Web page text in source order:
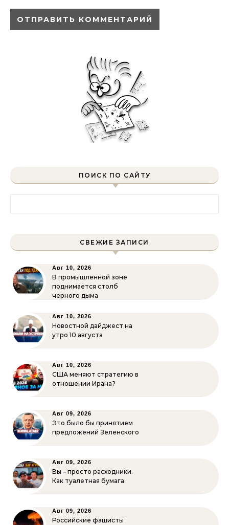
ПОИСК ПО САЙТУ
СВЕЖИЕ ЗАПИСИ
Авг 10, 2026
В промышленной зоне
поднимается столб
черного дыма
Авг 10, 2026
Новостной дайджест на
утро 10 августа
Авг 10, 2026
США меняют стратегию в
отношении Ирана?
Авг 09, 2026
Это было бы принятием
предложений Зеленского
Авг 09, 2026
Вы – просто расходники.
Как туалетная бумага
Авг 09, 2026
Российские фашисты